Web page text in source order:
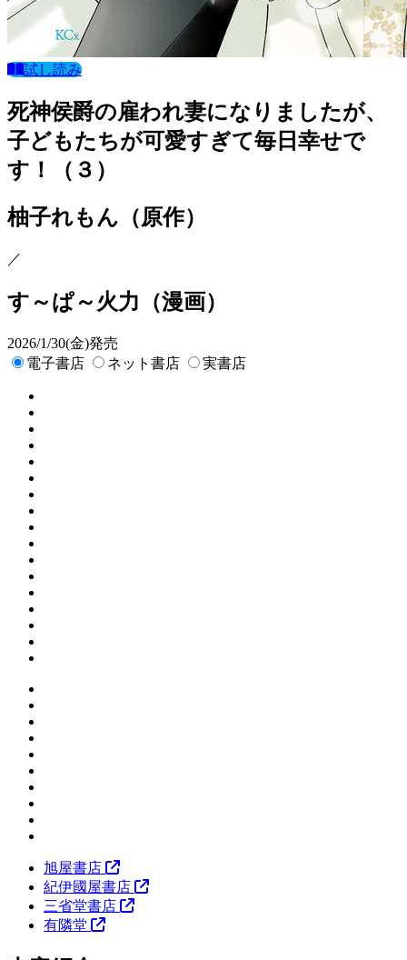
試し読み
死神侯爵の雇われ妻になりましたが、
子どもたちが可愛すぎて毎日幸せで
す！（３）
柚子れもん （原作）
／
す～ぱ～火力 （漫画）
2026/1/30(金)発売
電子書店
ネット書店 実書店
旭屋書店
紀伊國屋書店
三省堂書店
有隣堂